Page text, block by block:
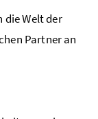
die Welt der
Partner an